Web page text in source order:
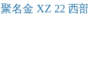
聚名金 XZ 22 西